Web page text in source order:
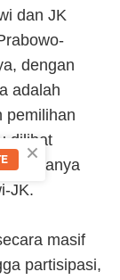
dan JK
dengan
adalah
pemilihan
dilihat
hanya
JK.
masif
partisipasi,
×